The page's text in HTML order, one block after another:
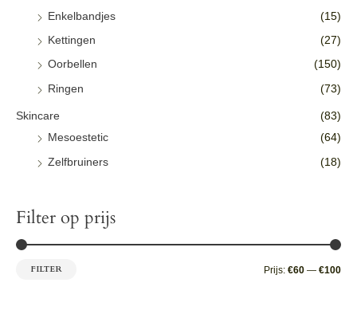
Enkelbandjes (15)
Kettingen (27)
Oorbellen (150)
Ringen (73)
Skincare
(83)
Mesoestetic
(64)
Zelfbruiners (18)
Filter op prijs
FILTER Prijs: €60 — €100